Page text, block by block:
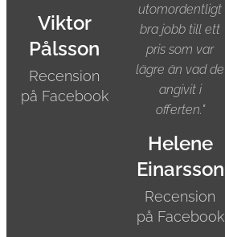
Viktor
Pålsson
Recension
på Facebook
utomordentligt
bra jobb till ett
pris som var
lägre än vad de
angivit i
offerten."
Helene
Einarsson
Recension
på Facebook